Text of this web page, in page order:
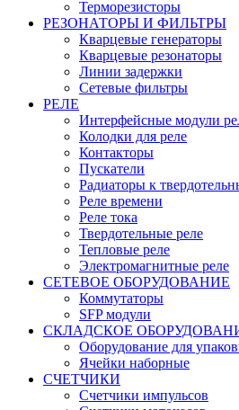
Терморезисторы
РЕЗОНАТОРЫ И ФИЛЬТРЫ
Кварцевые генераторы
Кварцевые резонаторы
Линии задержки
Сетевые фильтры
РЕЛЕ
Интерфейсные модули
Колодки для реле
Контакторы
Пускатели
Радиаторы к
Реле времени
Реле тока
Твердотельные реле
Тепловые реле
Электромагнитные реле
СЕТЕВОЕ ОБОРУДОВАНИЕ
Коммутаторы
SFP модули
СКЛАДСКОЕ
Оборудование для
Ячейки наборные
СЧЕТЧИКИ
Счетчики импульсов